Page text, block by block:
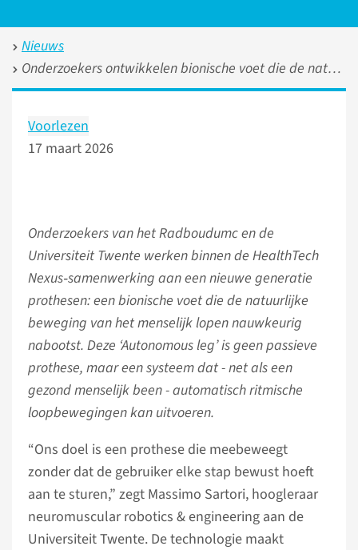
Nieuws
Onderzoekers ontwikkelen bionische voet die de natuurlijke loopbeweging nabootst
Voorlezen
17 maart 2026
Onderzoekers van het Radboudumc en de
Universiteit Twente werken binnen de HealthTech
Nexus‑samenwerking aan een nieuwe generatie
prothesen: een bionische voet die de natuurlijke
beweging van het menselijk lopen nauwkeurig
nabootst. Deze ‘Autonomous leg’ is geen passieve
prothese, maar een systeem dat - net als een
gezond menselijk been - automatisch ritmische
loopbewegingen kan uitvoeren.
“Ons doel is een prothese die meebeweegt
zonder dat de gebruiker elke stap bewust hoeft
aan te sturen,” zegt Massimo Sartori, hoogleraar
neuromuscular robotics & engineering aan de
Universiteit Twente. De technologie maakt